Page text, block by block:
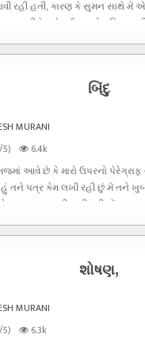
રહી હતી, કારણ કે સુમન સાથે મેં એ
યાદ કરીને ચહેરા ઉપર એક સ્મિત
મગજમાં આવી જાય છે. તે
બિંદુ
MURANI
6.4k
આવે છે કે મારો ઉપરનો પેરેગ્રાફ
તને પત્ર કેમ લખી રહી છું મેં તને ખુબ
કહેવા આ પત્ર નથી લખી રહી. મેં આજ
શોષણ,
MURANI
6.3k